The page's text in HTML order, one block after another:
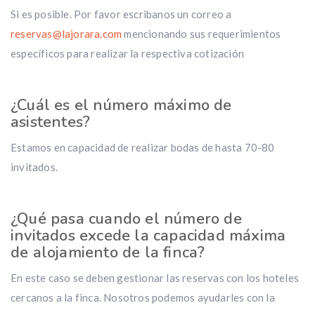
Si es posible. Por favor escribanos un correo a
reservas@lajorara.com mencionando sus requerimientos
específicos para realizar la respectiva cotización
¿Cuál es el número máximo de
asistentes?
Estamos en capacidad de realizar bodas de hasta 70-80
invitados.
¿Qué pasa cuando el número de
invitados excede la capacidad máxima
de alojamiento de la finca?
En este caso se deben gestionar las reservas con los hoteles
cercanos a la finca. Nosotros podemos ayudarles con la